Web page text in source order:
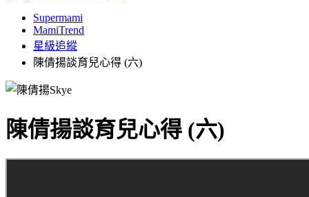
Supermami
MamiTrend
星級追縱
陳倩揚談育兒心得 (六)
陳倩揚談育兒心得 (六)